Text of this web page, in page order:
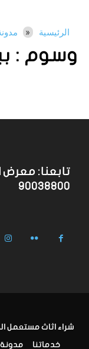
وسوم :
الرئيسية
تابعنا: معرض
90038800
شراء اثاث مستعمل الكويت 90038800
خدماتنا مدونة